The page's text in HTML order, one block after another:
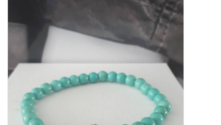
Haaraccesoires
Zonnebrillen
Fashion